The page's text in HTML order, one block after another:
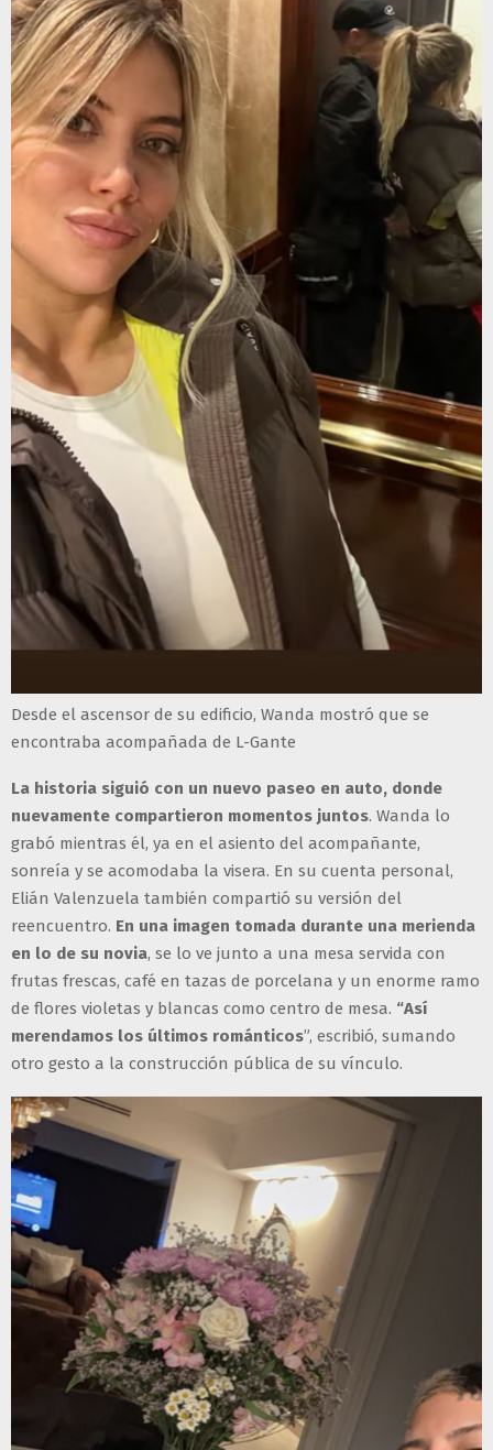
Desde el ascensor de su edificio, Wanda mostró que se
encontraba acompañada de L-Gante
La historia siguió con un nuevo paseo en auto, donde
nuevamente compartieron momentos juntos. Wanda lo
grabó mientras él, ya en el asiento del acompañante,
sonreía y se acomodaba la visera. En su cuenta personal,
Elián Valenzuela también compartió su versión del
reencuentro. En una imagen tomada durante una merienda
en lo de su novia, se lo ve junto a una mesa servida con
frutas frescas, café en tazas de porcelana y un enorme ramo
de flores violetas y blancas como centro de mesa. “Así
merendamos los últimos románticos”, escribió, sumando
otro gesto a la construcción pública de su vínculo.